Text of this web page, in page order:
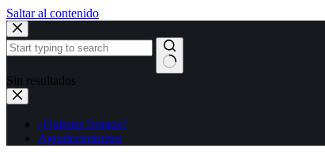
Saltar al contenido
Sin resultados
¿Quienes Somos?
Agradecimientos